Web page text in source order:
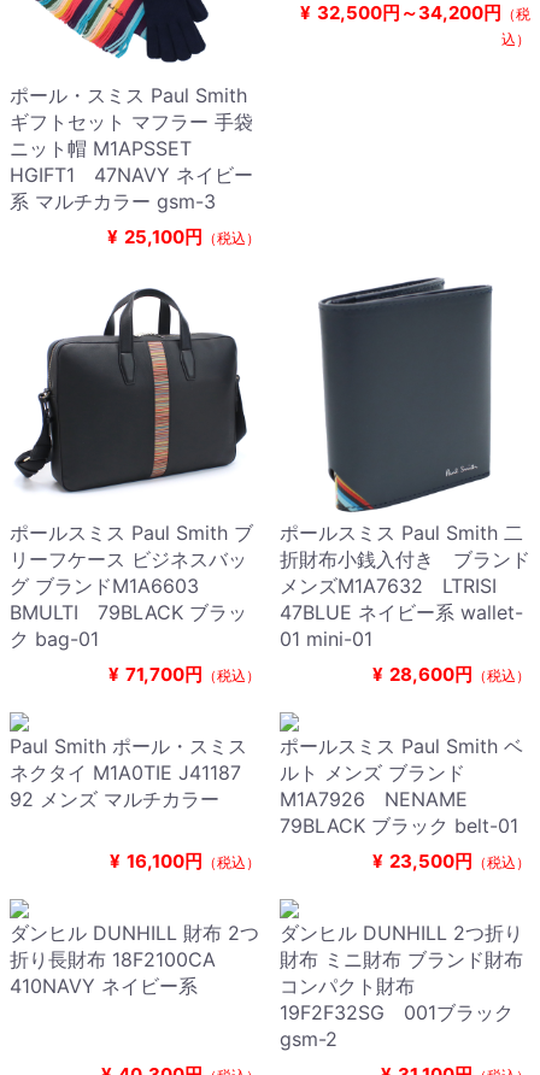
ポール・スミス Paul Smith
ギフトセット マフラー 手袋
ニット帽 M1APSSET
HGIFT1 47NAVY ネイビー
系 マルチカラー gsm-3
¥ 25,100円 （税込）
¥ 32,500円～34,200円 （税
込）
ポールスミス Paul Smith ブ
リーフケース ビジネスバッ
グ ブランドM1A6603
BMULTI 79BLACK ブラッ
ク bag-01
¥ 71,700円 （税込）
ポールスミス Paul Smith 二
折財布小銭入付き ブランド
メンズM1A7632 LTRISI
47BLUE ネイビー系 wallet-
01 mini-01
¥ 28,600円 （税込）
Paul Smith ポール・スミス
ネクタイ M1A0TIE J41187
92 メンズ マルチカラー
¥ 16,100円 （税込）
ポールスミス Paul Smith ベ
ルト メンズ ブランド
M1A7926 NENAME
79BLACK ブラック belt-01
¥ 23,500円 （税込）
ダンヒル DUNHILL 財布 2つ
折り長財布 18F2100CA
410NAVY ネイビー系
ダンヒル DUNHILL 2つ折り
財布 ミニ財布 ブランド財布
コンパクト財布
19F2F32SG 001ブラック
gsm-2